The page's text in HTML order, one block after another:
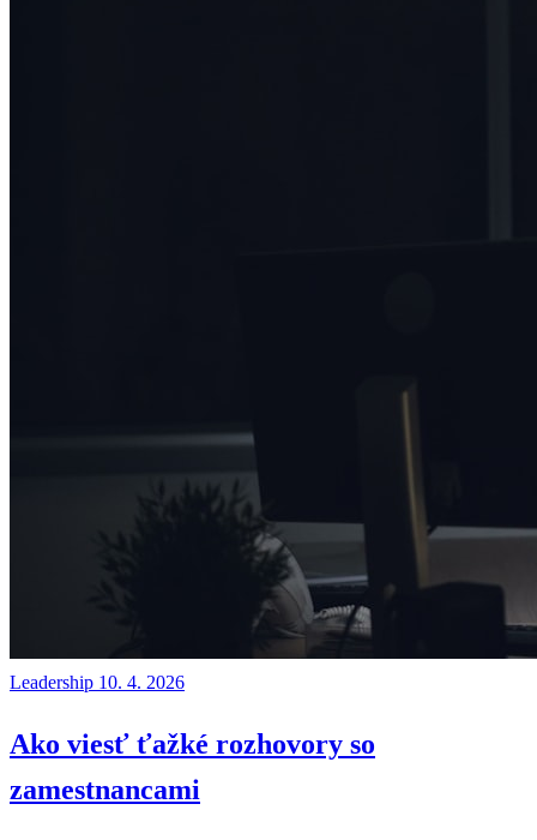
Leadership 10. 4. 2026
Ako viesť ťažké rozhovory so
zamestnancami